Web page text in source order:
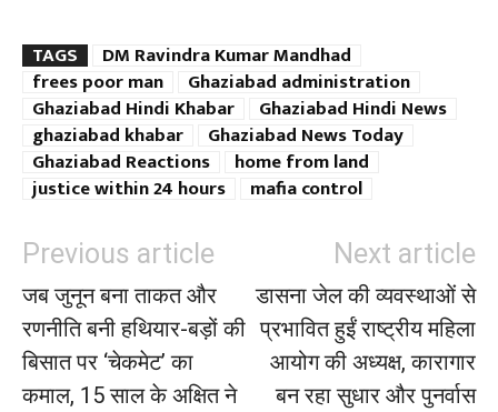
TAGS
DM Ravindra Kumar Mandhad
frees poor man
Ghaziabad administration
Ghaziabad Hindi Khabar
Ghaziabad Hindi News
ghaziabad khabar
Ghaziabad News Today
Ghaziabad Reactions
home from land
justice within 24 hours
mafia control
Previous article
जब जुनून बना ताकत और
रणनीति बनी हथियार-बड़ों की
बिसात पर ‘चेकमेट’ का
कमाल, 15 साल के अक्षित ने
Next article
डासना जेल की व्यवस्थाओं से
प्रभावित हुईं राष्ट्रीय महिला
आयोग की अध्यक्ष, कारागार
बन रहा सुधार और पुनर्वास